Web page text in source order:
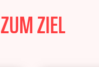
ZIEL